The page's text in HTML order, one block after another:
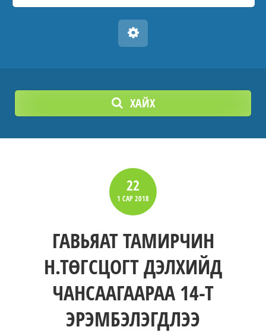
ХАЙХ
22
1 САР2018
ГАВЬЯАТ ТАМИРЧИН
Н.ТӨГСЦОГТ ДЭЛХИЙД
ЧАНСААГААРАА 14-Т
ЭРЭМБЭЛЭГДЛЭЭ